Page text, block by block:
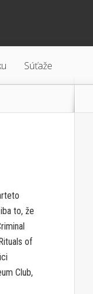
Súťaže
to, že
of
Club,